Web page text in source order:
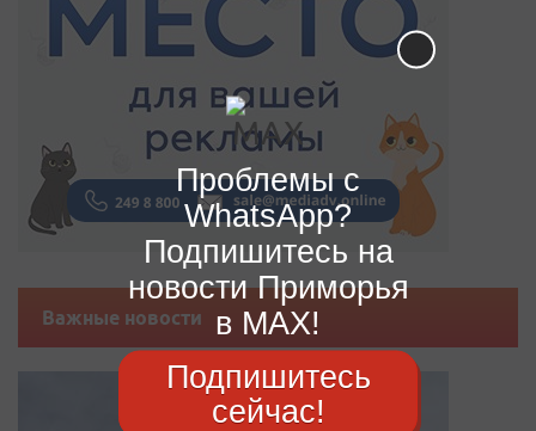
Важные новости
Проблемы с
WhatsApp?
Подпишитесь на
новости Приморья
в MAX!
Подпишитесь
сейчас!